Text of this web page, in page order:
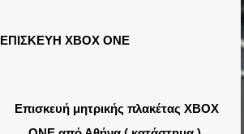
ΕΠΙΣΚΕΥΗ XBOX ONE
Επισκευή μητρικής πλακέτας XBOX